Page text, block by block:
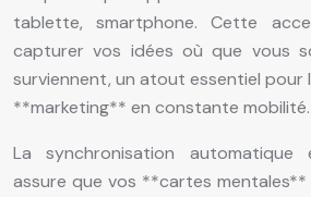
tablette, smartphone. Cette
capturer vos idées où que vous
surviennent, un atout essentiel pour
**marketing** en constante mobilité.
La synchronisation automatique
assure que vos **cartes